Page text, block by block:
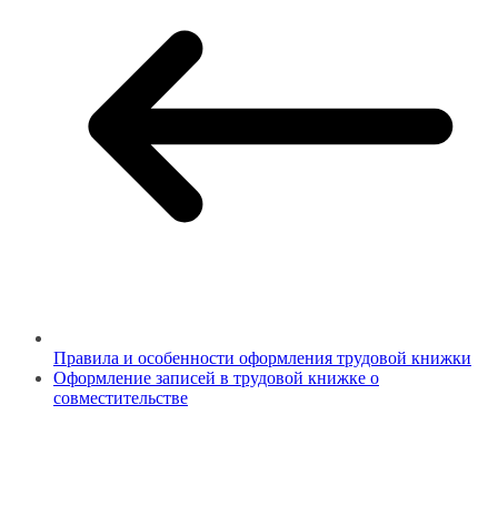
Правила и особенности оформления трудовой книжки
Оформление записей в трудовой книжке о
совместительстве